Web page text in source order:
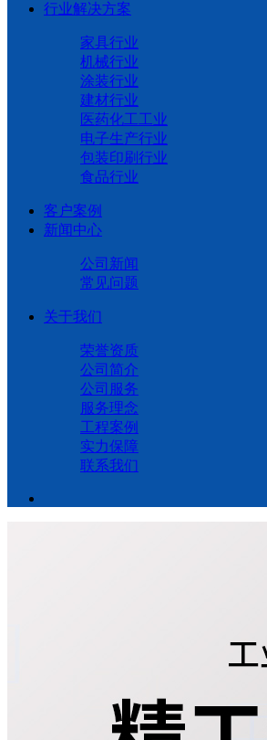
行业解决方案
家具行业
机械行业
涂装行业
建材行业
医药化工工业
电子生产行业
包装印刷行业
食品行业
客户案例
新闻中心
公司新闻
常见问题
关于我们
荣誉资质
公司简介
公司服务
服务理念
工程案例
实力保障
联系我们